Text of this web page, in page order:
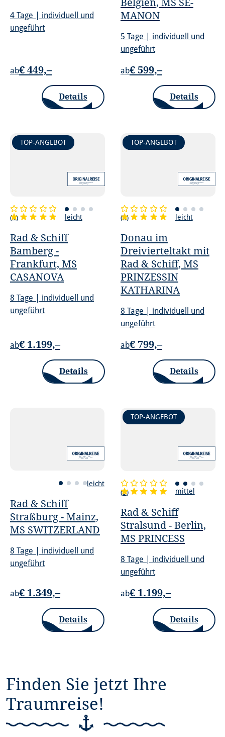
4 Tage | individuell und
ungeführt
Details
ab€ 449,–
Belgien, MS SE-
MANON
5 Tage | individuell und
ungeführt
Details
ab€ 599,–
TOP-ANGEBOT
Rad & Schiff
Bamberg -
Frankfurt, MS
CASANOVA
(1) leicht
8 Tage | individuell und
ungeführt
Details
ab€ 1.199,–
TOP-ANGEBOT
Donau im
Dreivierteltakt mit
Rad & Schiff, MS
PRINZESSIN
KATHARINA
(8) leicht
8 Tage | individuell und
ungeführt
Details
ab€ 799,–
Rad & Schiff
Straßburg - Mainz,
MS SWITZERLAND
leicht
8 Tage | individuell und
ungeführt
Details
ab€ 1.349,–
TOP-ANGEBOT
Rad & Schiff
Stralsund - Berlin,
MS PRINCESS
(3) mittel
8 Tage | individuell und
ungeführt
Details
ab€ 1.199,–
Finden Sie jetzt Ihre
Traumreise!